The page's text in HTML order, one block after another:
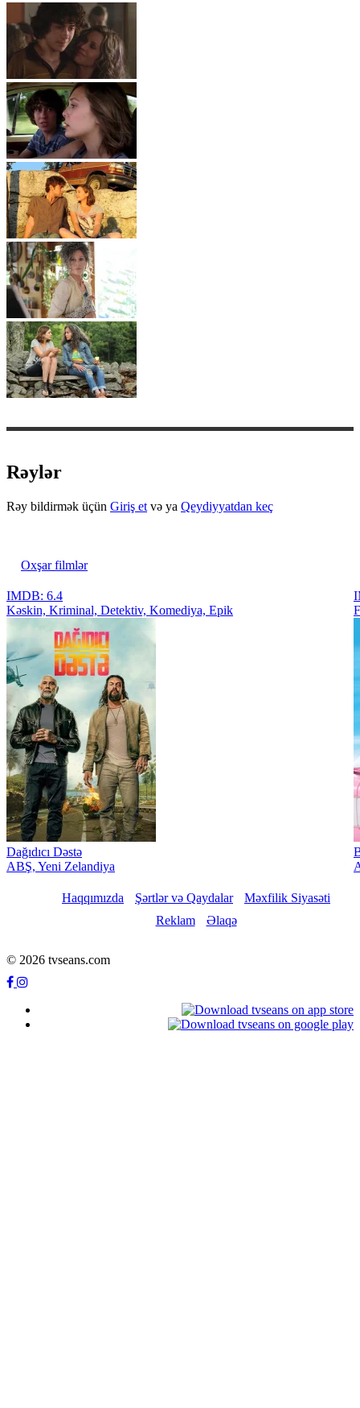
Rəylər
Rəy bildirmək üçün Giriş et və ya Qeydiyyatdan keç
Oxşar filmlər
IMDB: 6.4
Kəskin, Kriminal, Detektiv, Komediya, Epik
Dağıdıcı Dəstə
ABŞ, Yeni Zelandiya
Haqqımızda Şərtlər və Qaydalar
Məxfilik Siyasəti
Reklam
Əlaqə
© 2026 tvseans.com